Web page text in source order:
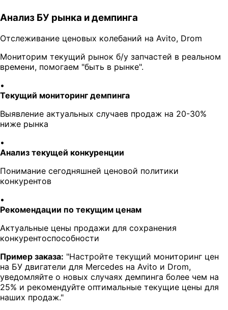
Анализ БУ рынка и демпинга
Отслеживание ценовых колебаний на Avito, Drom
Мониторим текущий рынок б/у запчастей в реальном
времени, помогаем "быть в рынке".
•
Текущий мониторинг демпинга
Выявление актуальных случаев продаж на 20-30%
ниже рынка
•
Анализ текущей конкуренции
Понимание сегодняшней ценовой политики
конкурентов
•
Рекомендации по текущим ценам
Актуальные цены продажи для сохранения
конкурентоспособности
Пример заказа: "Настройте текущий мониторинг цен
на БУ двигатели для Mercedes на Avito и Drom,
уведомляйте о новых случаях демпинга более чем на
25% и рекомендуйте оптимальные текущие цены для
наших продаж."